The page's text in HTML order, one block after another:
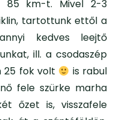
85 km-t. Mivel 2-3
tartottunk ettől a
kedves leejtő
ill. a csodaszép
25 fok volt
is rabul
fele szürke marha
őzet is, visszafele